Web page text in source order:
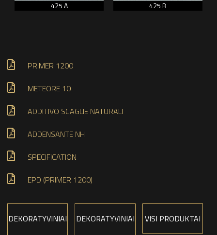
425 A 425 B
PRIMER 1200
METEORE 10
ADDITIVO SCAGLIE NATURALI
ADDENSANTE NH
SPECIFICATION
EPD (PRIMER 1200)
DEKORATYVINIAI DEKORATYVINIAI VISI PRODUKTAI